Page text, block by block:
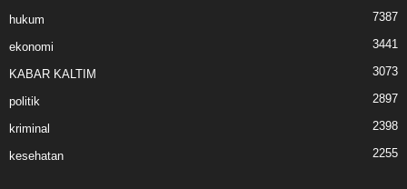
hukum 7387
ekonomi 3441
KABAR KALTIM 3073
politik 2897
kriminal 2398
kesehatan 2255